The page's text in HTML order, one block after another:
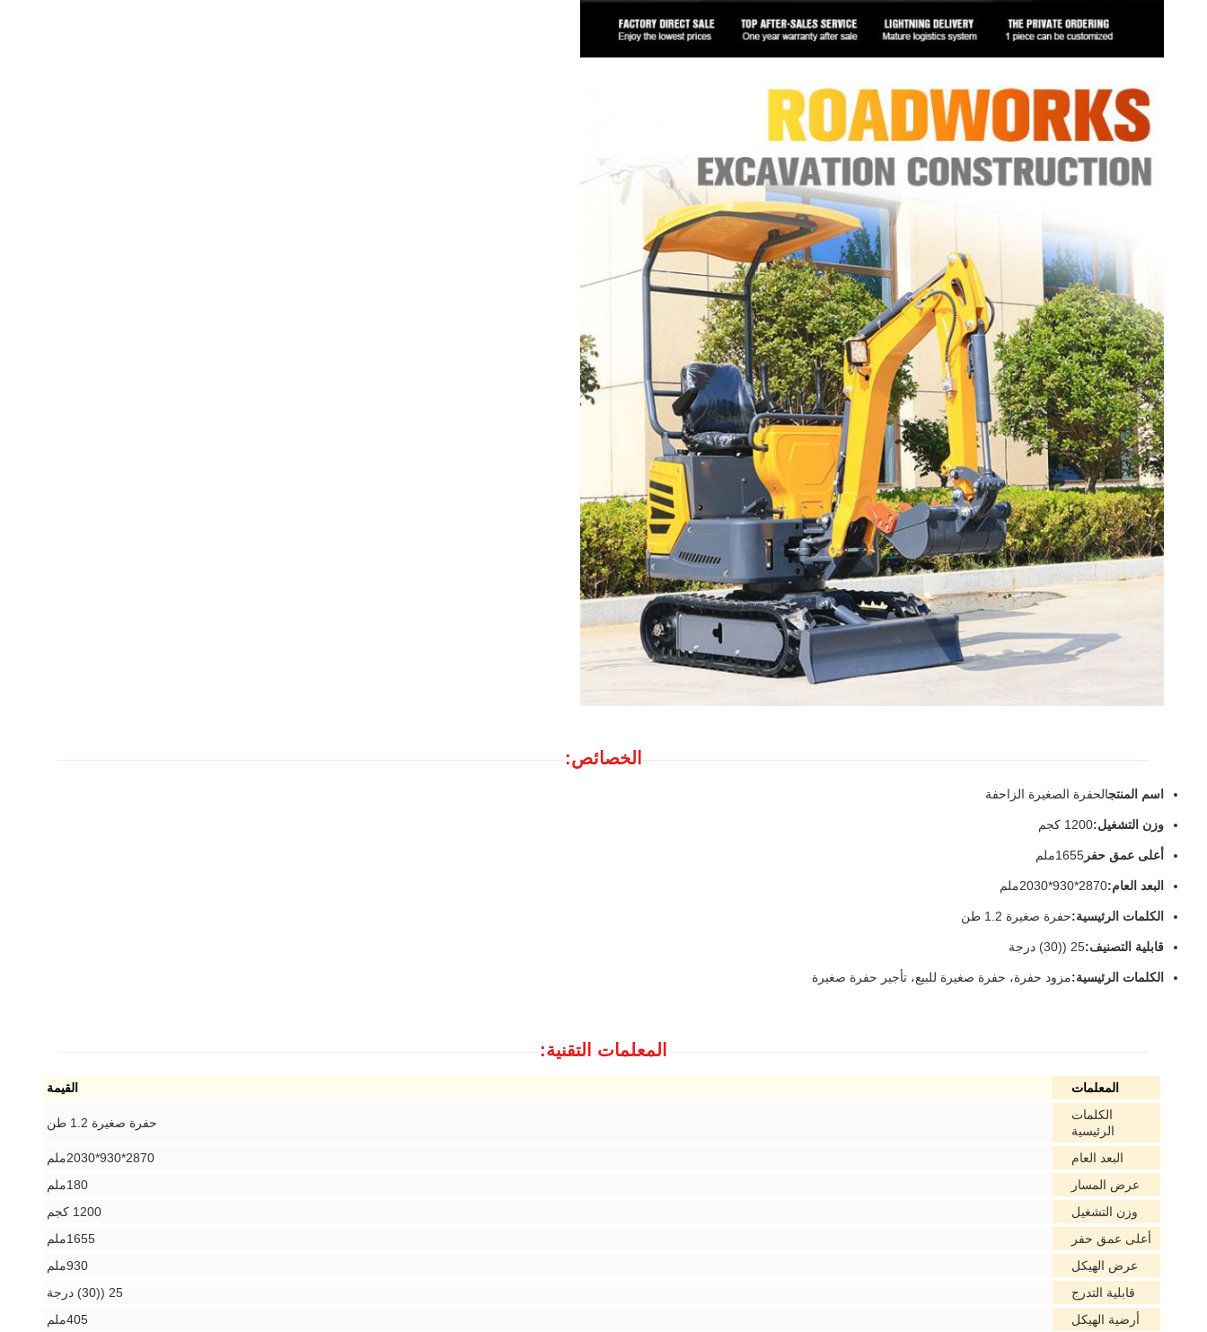
الخصائص:
اسم المنتجالحفرة الصغيرة الزاحفة
وزن التشغيل:1200 كجم
أعلى عمق حفر 1655ملم
البعد العام:2870*930*2030ملم
الكلمات الرئيسية:حفرة صغيرة 1.2 طن
قابلية التصنيف:25 ((30) درجة
الكلمات الرئيسية:مزود حفرة، حفرة صغيرة للبيع، تأجير حفرة صغيرة
المعلمات التقنية:
المعلمات
القيمة
الكلمات
الرئيسية
حفرة صغيرة 1.2 طن
البعد العام
2870*930*2030ملم
عرض المسار
180ملم
وزن التشغيل
1200 كجم
أعلى عمق حفر
1655ملم
عرض الهيكل
930ملم
قابلية التدرج
25 ((30) درجة
أرضية الهيكل
405ملم